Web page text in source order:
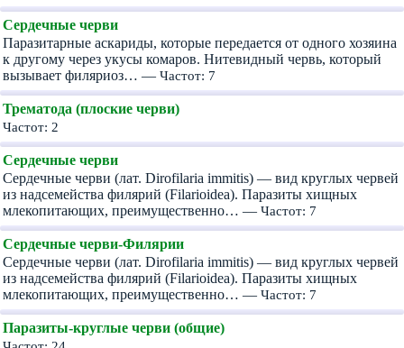
Сердечные черви
Паразитарные аскариды, которые передается от одного хозяина
к другому через укусы комаров. Нитевидный червь, который
вызывает филяриоз… — Частот: 7
Трематода (плоские черви)
Частот: 2
Сердечные черви
Сердечные черви (лат. Dirofilaria immitis) — вид круглых червей
из надсемейства филярий (Filarioidea). Паразиты хищных
млекопитающих, преимущественно… — Частот: 7
Сердечные черви-Филярии
Сердечные черви (лат. Dirofilaria immitis) — вид круглых червей
из надсемейства филярий (Filarioidea). Паразиты хищных
млекопитающих, преимущественно… — Частот: 7
Паразиты-круглые черви (общие)